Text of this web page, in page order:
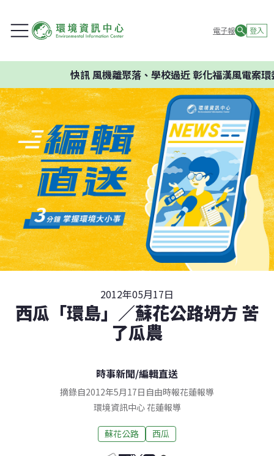
電子報 登入
快訊風機離聚落、學校過近 彰化福漢風電案環
2012年05月17日
西瓜「環島」／蘇花公路坍方 苦
了瓜農
時事新聞/編輯直送
摘錄自2012年5月17日自由時報花蓮報導
環境資訊中心 花蓮報導
蘇花公路 西瓜